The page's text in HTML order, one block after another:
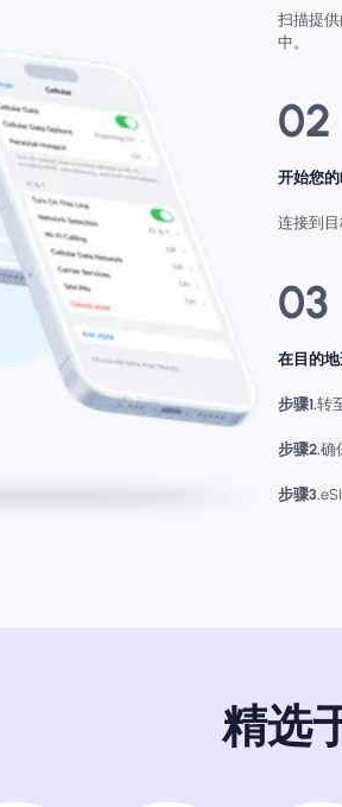
扫描提
中。
02
开始您的
连接到
03
在目的
步骤1.转
步骤2.确
步骤3.
精选